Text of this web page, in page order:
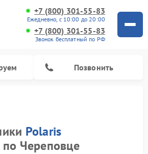
+7 (800) 301-55-83
Ежедневно, с 10:00 до 20:00
+7 (800) 301-55-83
Звонок бесплатный по РФ
Позвонить
Polaris
по Череповце